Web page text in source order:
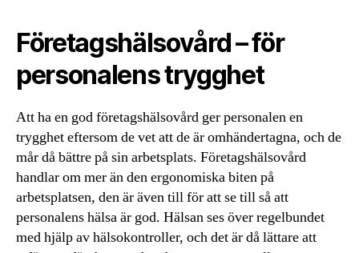
Företagshälsovård – för
personalens trygghet
Att ha en god företagshälsovård ger personalen en
trygghet eftersom de vet att de är omhändertagna, och de
mår då bättre på sin arbetsplats. Företagshälsovård
handlar om mer än den ergonomiska biten på
arbetsplatsen, den är även till för att se till så att
personalens hälsa är god. Hälsan ses över regelbundet
med hjälp av hälsokontroller, och det är då lättare att